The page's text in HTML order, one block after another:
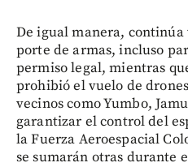
De igual manera,
porte de armas, incluso
permiso legal, mientras
prohibió el vuelo de
vecinos como Yumbo,
garantizar el control del
la Fuerza Aeroespacial
se sumarán otras durante